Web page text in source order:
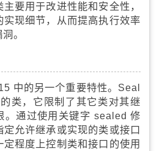
要用于改进性能和安全性，
实现细节，从而提高执行效率
。
中的另一个重要特性。Seal
类，它限制了其它类对其继
。通过使用关键字 sealed 修
允许继承或实现的类或接口
程度上控制类和接口的使用